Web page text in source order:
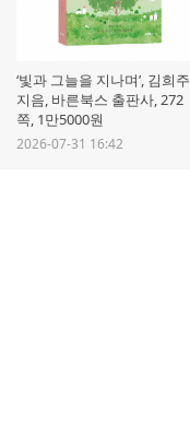
‘빛과 그늘을 지나며’, 김희주
지음, 바른북스 출판사, 272
쪽, 1만5000원
2026-07-31 16:42